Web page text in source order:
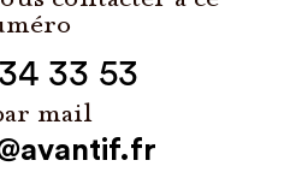
33 53
mail